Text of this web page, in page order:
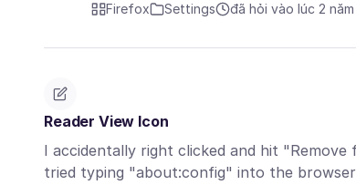
Firefox Settings đã hỏi vào lúc 2
Reader View Icon
I accidentally right clicked and hit
tried typing "about:config" into the